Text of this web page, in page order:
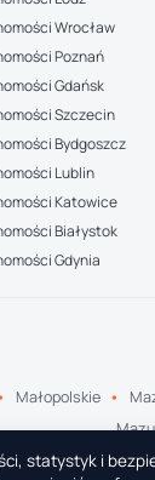
Wrocław
Poznań
Gdańsk
Szczecin
Bydgoszcz
Lublin
Katowice
Białystok
Gdynia
Małopolskie
statystyk i